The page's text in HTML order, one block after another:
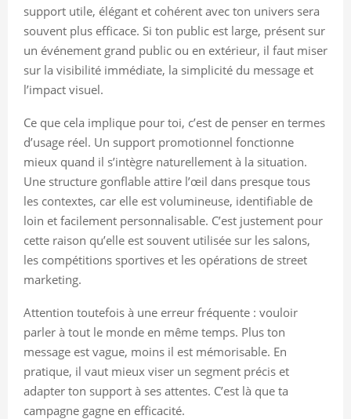
support utile, élégant et cohérent avec ton univers sera
souvent plus efficace. Si ton public est large, présent sur
un événement grand public ou en extérieur, il faut miser
sur la visibilité immédiate, la simplicité du message et
l’impact visuel.
Ce que cela implique pour toi, c’est de penser en termes
d’usage réel. Un support promotionnel fonctionne
mieux quand il s’intègre naturellement à la situation.
Une structure gonflable attire l’œil dans presque tous
les contextes, car elle est volumineuse, identifiable de
loin et facilement personnalisable. C’est justement pour
cette raison qu’elle est souvent utilisée sur les salons,
les compétitions sportives et les opérations de street
marketing.
Attention toutefois à une erreur fréquente : vouloir
parler à tout le monde en même temps. Plus ton
message est vague, moins il est mémorisable. En
pratique, il vaut mieux viser un segment précis et
adapter ton support à ses attentes. C’est là que ta
campagne gagne en efficacité.